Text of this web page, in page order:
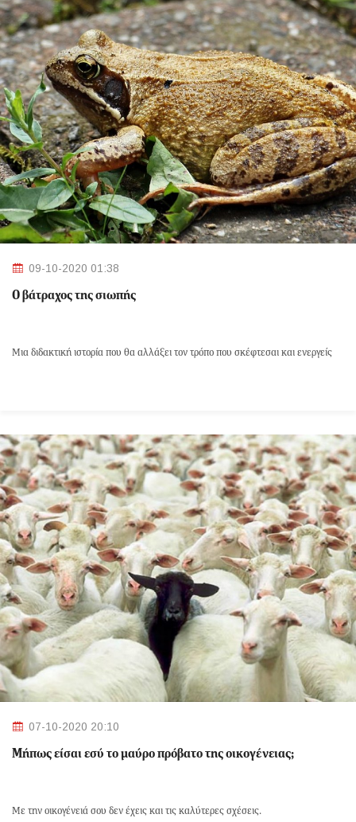
09-10-2020 01:38
Ο βάτραχος της σιωπής
Μια διδακτική ιστορία που θα αλλάξει τον τρόπο που σκέφτεσαι και ενεργείς
07-10-2020 20:10
Μήπως είσαι εσύ το μαύρο πρόβατο της οικογένειας;
Με την οικογένειά σου δεν έχεις και τις καλύτερες σχέσεις.